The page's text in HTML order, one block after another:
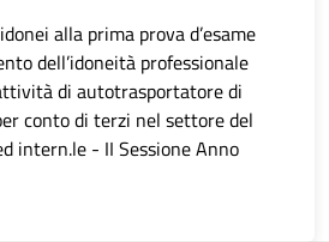
alla prima prova d’esame
dell’idoneità professionale
di autotrasportatore di
conto di terzi nel settore del
intern.le - II Sessione Anno